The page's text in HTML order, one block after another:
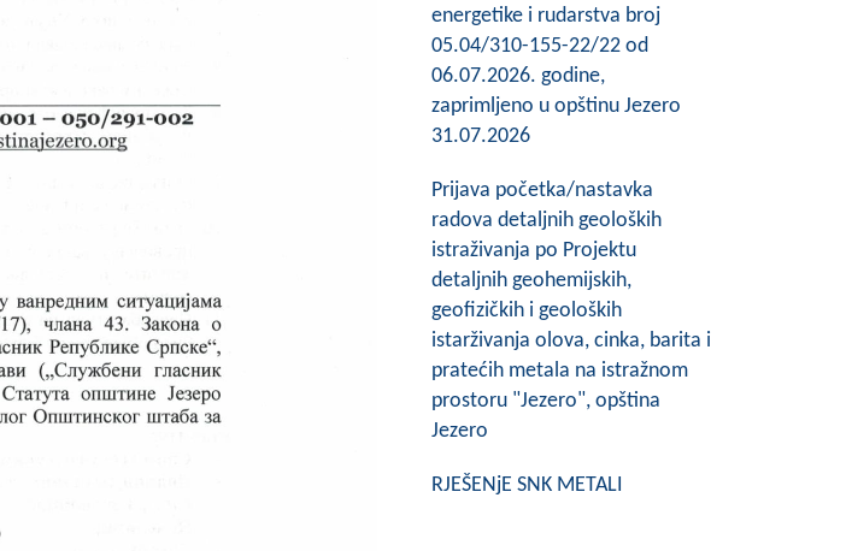
energetike i rudarstva broj
05.04/310-155-22/22 od
06.07.2026. godine,
zaprimljeno u opštinu Jezero
31.07.2026
Prijava početka/nastavka
radova detaljnih geoloških
istraživanja po Projektu
detaljnih geohemijskih,
geofizičkih i geoloških
istarživanja olova, cinka, barita i
pratećih metala na istražnom
prostoru "Jezero", opština
Jezero
RJEŠENjE SNK METALI